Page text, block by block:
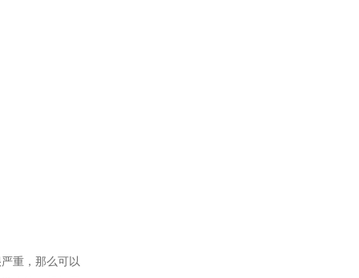
重，那么可以